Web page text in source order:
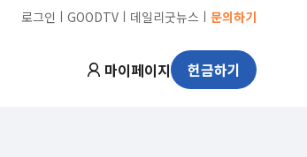
로그인 ㅣ GOODTV ㅣ 데일리굿뉴스 ㅣ 문의하기
마이페이지 헌금하기